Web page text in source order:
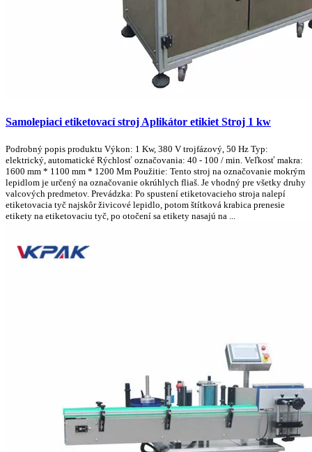
Samolepiaci etiketovací stroj Aplikátor etikiet Stroj 1 kw
Podrobný popis produktu Výkon: 1 Kw, 380 V trojfázový, 50 Hz Typ:
elektrický, automatické Rýchlosť označovania: 40 - 100 / min. Veľkosť makra:
1600 mm * 1100 mm * 1200 Mm Použitie: Tento stroj na označovanie mokrým
lepidlom je určený na označovanie okrúhlych fliaš. Je vhodný pre všetky druhy
valcových predmetov. Prevádzka: Po spustení etiketovacieho stroja nalepí
etiketovacia tyč najskôr živicové lepidlo, potom štítková krabica prenesie
etikety na etiketovaciu tyč, po otočení sa etikety nasajú na ...